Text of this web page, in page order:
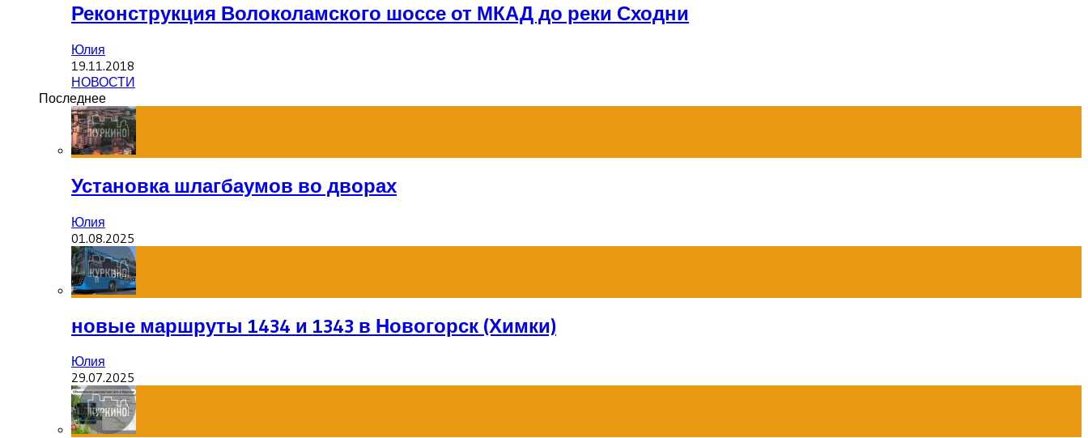
Реконструкция Волоколамского шоссе от МКАД до реки Сходни
Юлия
19.11.2018
НОВОСТИ
Последнее
Установка шлагбаумов во дворах
Юлия
01.08.2025
новые маршруты 1434 и 1343 в Новогорск (Химки)
Юлия
29.07.2025